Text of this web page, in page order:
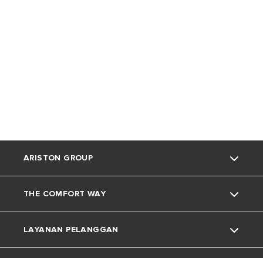
ARISTON GROUP
Tentang Ariston
Grup
THE COMFORT WAY
Trik dan Kiat
LAYANAN PELANGGAN